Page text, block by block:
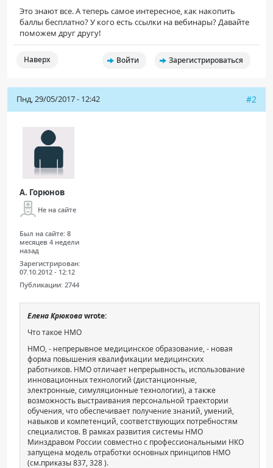
Это знают все. А теперь самое интересное, как накопить
баллы бесплатно? У кого есть ссылки на вебинары? Давайте
поможем друг другу!
Наверх Войти Зарегистрироваться
Пнд, 29/05/2017 - 12:42 #2
А. Горюнов
Не на сайте
Был на сайте: 8
месяцев 4 недели
назад
Зарегистрирован:
07.10.2012 - 12:12
Публикации: 2744
Елена Крюковаwrote:
Что такое НМО
НМО, - непрерывное медицинское образование, - новая
форма повышения квалификации медицинских
работников. НМО отличает непрерывность, использование
инновационных технологий (дистанционные,
электронные, симуляционные технологии), а также
возможность выстраивания персональной траектории
обучения, что обеспечивает получение знаний, умений,
навыков и компетенций, соответствующих потребностям
специалистов. В рамках развития системы НМО
Минздравом России совместно с профессиональными НКО
запущена модель отработки основных принципов НМО
(см.приказы 837, 328 ).